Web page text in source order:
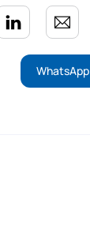
WhatsApp